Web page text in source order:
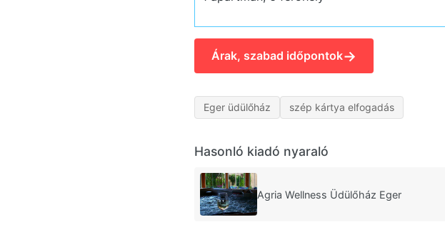
Árak, szabad időpontok→
Eger üdülőház szép kártya elfogadás
Hasonló kiadó nyaraló
Agria Wellness Üdülőház Eger